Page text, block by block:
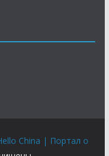
China | Портал о